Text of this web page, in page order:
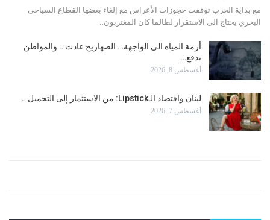
مع بداية الحرب توقفت حجوزات الأعراس مع إلغاء بعضها القطاع السياحي
البحري يحتاج الى الاستقرار لطالما كان المغتربون…
أزمة المياه الى الواجهة… الصهاريج عادت… والمواطن
يدفع…
أغسطس 8, 2026
لبنان واقتصاد الـLipstick: من الاستثمار إلى التجميل…
أغسطس 7, 2026